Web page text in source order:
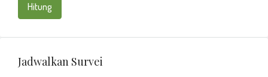
Hitung
Jadwalkan Survei